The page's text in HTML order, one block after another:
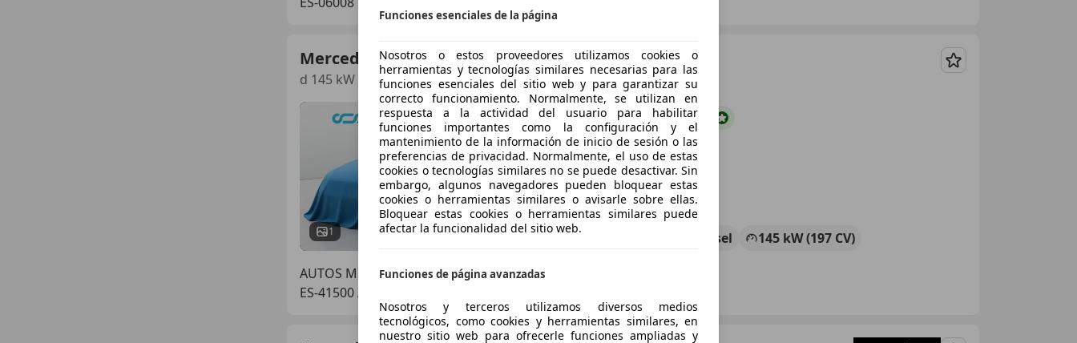
Mercedes-Benz E 220
d 145 kW (197 CV)
Guardar
1
€ 49.900 Súper oferta
02/2025 Diésel
145 kW (197 CV)
AUTOS MOLIERE SEVILLA
ES-41500 ALCALA DE GUADAIRA
Funciones esenciales de la página
Nosotros o estos proveedores utilizamos cookies o
herramientas y tecnologías similares necesarias para las
funciones esenciales del sitio web y para garantizar su
correcto funcionamiento. Normalmente, se utilizan en
respuesta a la actividad del usuario para habilitar
funciones importantes como la configuración y el
mantenimiento de la información de inicio de sesión o las
preferencias de privacidad. Normalmente, el uso de estas
cookies o tecnologías similares no se puede desactivar. Sin
embargo, algunos navegadores pueden bloquear estas
cookies o herramientas similares o avisarle sobre ellas.
Bloquear estas cookies o herramientas similares puede
afectar la funcionalidad del sitio web.
Funciones de página avanzadas
Nosotros y terceros utilizamos diversos medios
tecnológicos, como cookies y herramientas similares, en
nuestro sitio web para ofrecerle funciones ampliadas y